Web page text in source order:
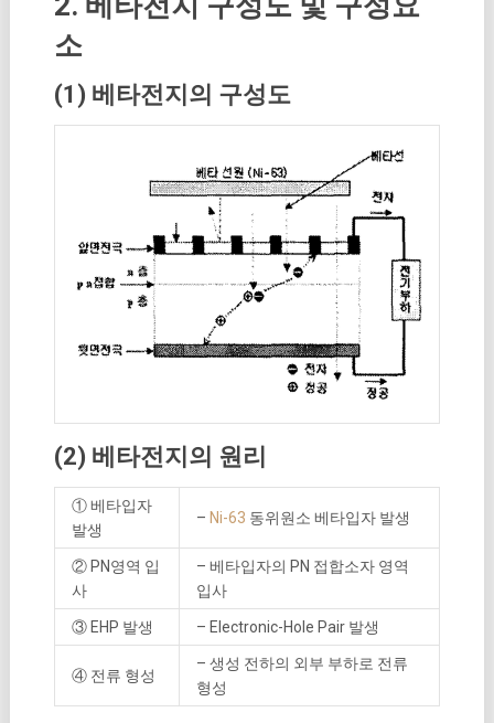
소
(1) 베타전지의 구성도
(2) 베타전지의 원리
① 베타입자
발생
– Ni-63 동위원소 베타입자 발생
② PN영역 입
사
– 베타입자의 PN 접합소자 영역
입사
③ EHP 발생 – Electronic-Hole Pair 발생
④ 전류 형성
– 생성 전하의 외부 부하로 전류
형성